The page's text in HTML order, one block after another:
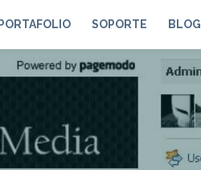
PORTAFOLIO SOPORTE BLOG